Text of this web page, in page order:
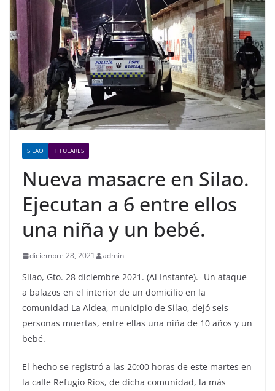
SILAO TITULARES
Nueva masacre en Silao.
Ejecutan a 6 entre ellos
una niña y un bebé.
diciembre 28, 2021 admin
Silao, Gto. 28 diciembre 2021. (Al Instante).- Un ataque
a balazos en el interior de un domicilio en la
comunidad La Aldea, municipio de Silao, dejó seis
personas muertas, entre ellas una niña de 10 años y un
bebé.
El hecho se registró a las 20:00 horas de este martes en
la calle Refugio Ríos, de dicha comunidad, la más